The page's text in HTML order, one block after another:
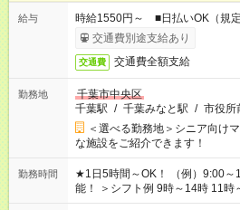
給与
時給1550円～ ■日払いOK（規
交通費別途支給あり
交通費 交通費全額支給
勤務地
千葉市中央区
千葉駅 / 千葉みなと駅 / 市役所
＜選べる勤務地＞シニア向
な施設をご紹介できます！
勤務時間
★1日5時間～OK！ （例）9:00～
能！ ＞シフト例 9時～14時 11時
のご都合に合わせて勤務時間を